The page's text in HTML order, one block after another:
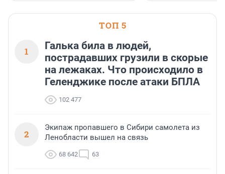
ТОП 5
1
Галька била в людей,
пострадавших грузили в скорые
на лежаках. Что происходило в
Геленджике после атаки БПЛА
102 477
2
Экипаж пропавшего в Сибири самолета из
Ленобласти вышел на связь
68 642 63